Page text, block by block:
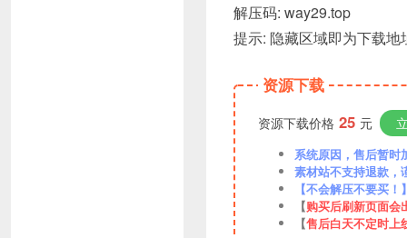
解压码: way29.top
提示: 隐藏区域即为下载
资源下载
资源下载价格 25 元
系统原因，售后暂时
素材站不支持退款，
【不会解压不要买
【购买后刷新页面会
【售后白天不定时上